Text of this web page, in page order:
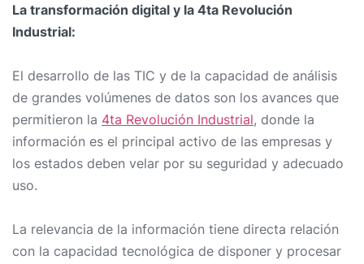
La transformación digital y la 4ta Revolución
Industrial:
El desarrollo de las TIC y de la capacidad de análisis
de grandes volúmenes de datos son los avances que
permitieron la 4ta Revolución Industrial, donde la
información es el principal activo de las empresas y
los estados deben velar por su seguridad y adecuado
uso.
La relevancia de la información tiene directa relación
con la capacidad tecnológica de disponer y procesar